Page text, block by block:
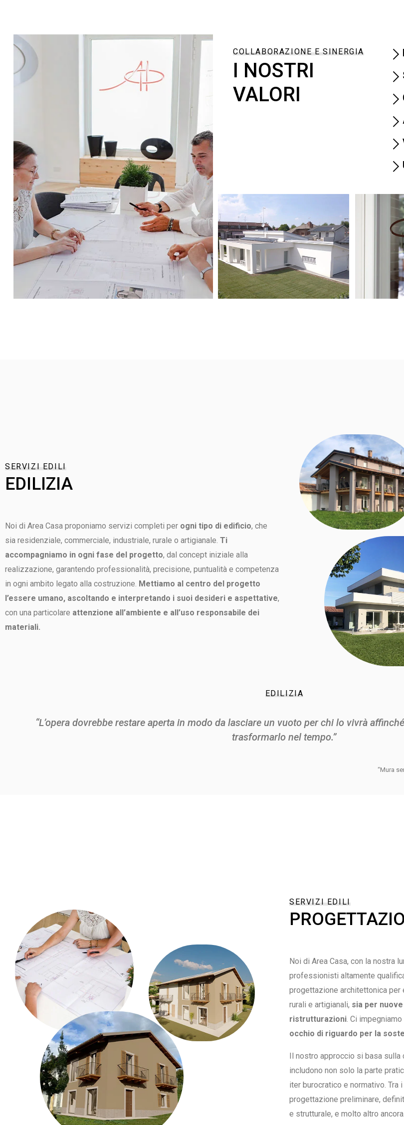
COLLABORAZIONE E SINERGIA
I NOSTRI
VALORI
SERVIZI EDILI
EDILIZIA
Noi di Area Casa proponiamo servizi completi per ogni tipo di edificio, che
sia residenziale, commerciale, industriale, rurale o artigianale. Ti
accompagniamo in ogni fase del progetto, dal concept iniziale alla
realizzazione, garantendo professionalità, precisione, puntualità e competenza
in ogni ambito legato alla costruzione. Mettiamo al centro del progetto
l’essere umano, ascoltando e interpretando i suoi desideri e aspettative,
con una particolare attenzione all’ambiente e all’uso responsabile dei
materiali.
EDILIZIA
“L’opera dovrebbe restare aperta in modo da lasciare un vuoto per chi lo vivrà
trasformarlo nel tempo.”
“Mura
SERVIZI EDILI
Noi di Area Casa, con la nostra
professionisti altamente
progettazione architettonica
rurali e artigianali, sia per
ristrutturazioni. Ci
occhio di riguardo per la
Il nostro approccio si basa sulla
includono non solo la parte
iter burocratico e normativo.
progettazione preliminare,
e strutturale, e molto altro ancora.